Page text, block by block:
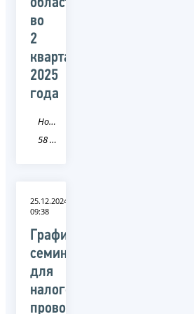
области
во
2
квартале
2025
года
Новость
58 Пензенская область
25.12.2024
09:38
График
семинаров
для
налогоплательщиков,
проводимых